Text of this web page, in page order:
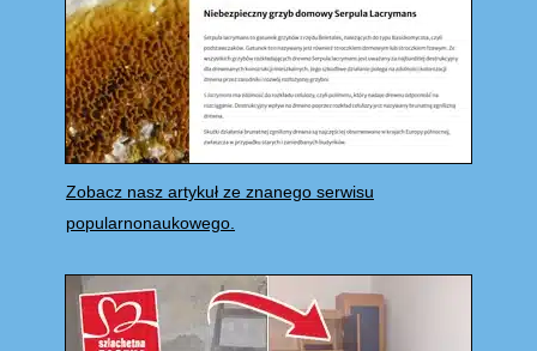
Zobacz nasz artykuł ze znanego serwisu
popularnonaukowego.